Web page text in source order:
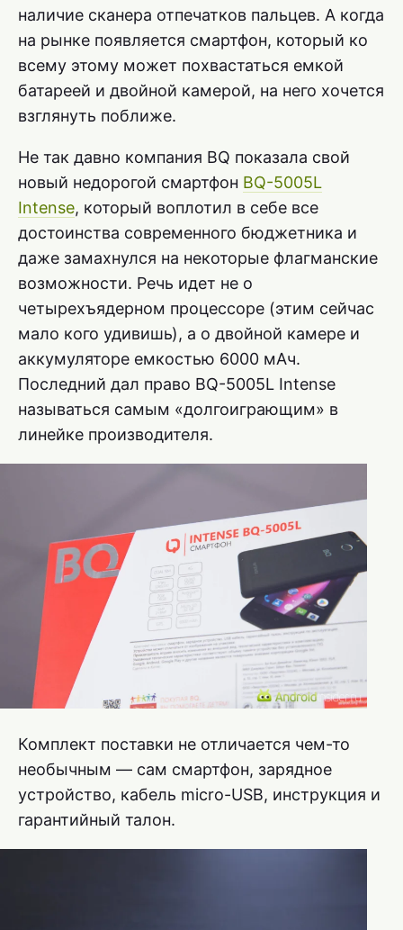
наличие сканера отпечатков пальцев. А когда
на рынке появляется смартфон, который ко
всему этому может похвастаться емкой
батареей и двойной камерой, на него хочется
взглянуть поближе.
Не так давно компания BQ показала свой
новый недорогой смартфон BQ-5005L
Intense, который воплотил в себе все
достоинства современного бюджетника и
даже замахнулся на некоторые флагманские
возможности. Речь идет не о
четырехъядерном процессоре (этим сейчас
мало кого удивишь), а о двойной камере и
аккумуляторе емкостью 6000 мАч.
Последний дал право BQ-5005L Intense
называться самым «долгоиграющим» в
линейке производителя.
Комплект поставки не отличается чем-то
необычным — сам смартфон, зарядное
устройство, кабель micro-USB, инструкция и
гарантийный талон.